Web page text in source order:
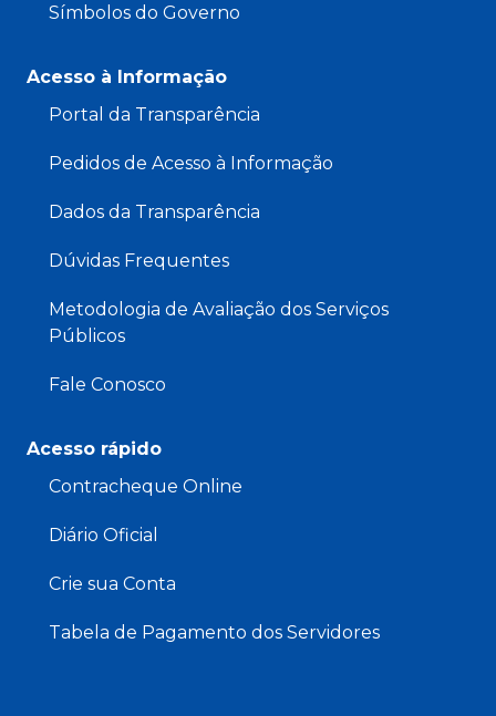
Símbolos do Governo
Acesso à Informação
Portal da Transparência
Pedidos de Acesso à Informação
Dados da Transparência
Dúvidas Frequentes
Metodologia de Avaliação dos Serviços
Públicos
Fale Conosco
Acesso rápido
Contracheque Online
Diário Oficial
Crie sua Conta
Tabela de Pagamento dos Servidores